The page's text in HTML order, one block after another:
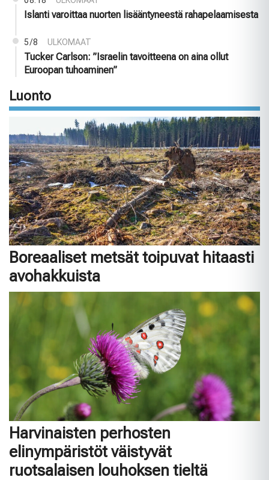
Islanti varoittaa nuorten lisääntyneestä rahapelaamisesta
5/8 ULKOMAAT
Tucker Carlson: ”Israelin tavoitteena on aina ollut
Euroopan tuhoaminen”
Luonto
Boreaaliset metsät toipuvat hitaasti
avohakkuista
Harvinaisten perhosten
elinympäristöt väistyvät
ruotsalaisen louhoksen tieltä